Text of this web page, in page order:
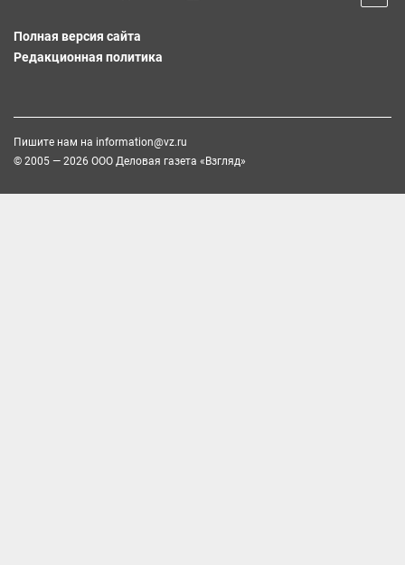
Полная версия сайта
Редакционная политика
Пишите нам на information@vz.ru
© 2005 — 2026 ООО Деловая газета «Взгляд»